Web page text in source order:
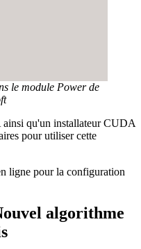
le module Power de
qu'un installateur CUDA
pour utiliser cette
ligne pour la configuration
algorithme